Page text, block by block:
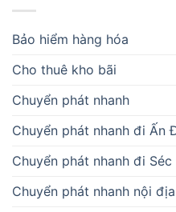
Bảo hiểm hàng hóa
Cho thuê kho bãi
Chuyển phát nhanh
Chuyển phát nhanh đi Ấn
Chuyển phát nhanh đi Séc
Chuyển phát nhanh nội địa